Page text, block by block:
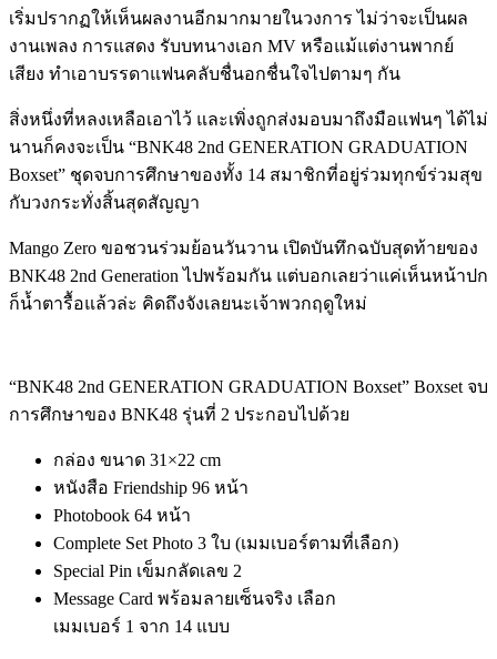
เริ่มปรากฏให้เห็นผลงานอีกมากมายในวงการ ไม่ว่าจะเป็นผล
งานเพลง การแสดง รับบทนางเอก MV หรือแม้แต่งานพากย์
เสียง ทำเอาบรรดาแฟนคลับชื่นอกชื่นใจไปตามๆ กัน
สิ่งหนึ่งที่หลงเหลือเอาไว้ และเพิ่งถูกส่งมอบมาถึงมือแฟนๆ ได้ไม่
นานก็คงจะเป็น “BNK48 2nd GENERATION GRADUATION
Boxset” ชุดจบการศึกษาของทั้ง 14 สมาชิกที่อยู่ร่วมทุกข์ร่วมสุข
กับวงกระทั่งสิ้นสุดสัญญา
Mango Zero ขอชวนร่วมย้อนวันวาน เปิดบันทึกฉบับสุดท้ายของ
BNK48 2nd Generationไปพร้อมกัน แต่บอกเลยว่าแค่เห็นหน้าปก
ก็น้ำตารื้อแล้วล่ะ คิดถึงจังเลยนะเจ้าพวกฤดูใหม่
“BNK48 2nd GENERATION GRADUATION Boxset” Boxset จบ
การศึกษาของ BNK48 รุ่นที่ 2 ประกอบไปด้วย
กล่อง ขนาด 31×22 cm
หนังสือ Friendship 96 หน้า
Photobook 64 หน้า
Complete Set Photo 3 ใบ (เมมเบอร์ตามที่เลือก)
Special Pin เข็มกลัดเลข 2
Message Card พร้อมลายเซ็นจริง เลือก
เมมเบอร์ 1 จาก 14 แบบ